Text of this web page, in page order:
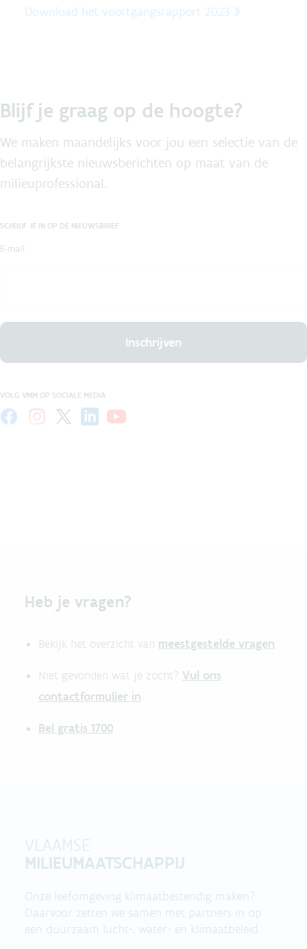
Download het voortgangsrapport 2023 »
Blijf je graag op de hoogte?
We maken maandelijks voor jou een selectie van de
belangrijkste nieuwsberichten op maat van de
milieuprofessional.
SCHRIJF JE IN OP DE NIEUWSBRIEF
E-mail
Inschrijven
VOLG VMM OP SOCIALE MEDIA
Heb je vragen?
Bekijk het overzicht van meestgestelde vragen.
Niet gevonden wat je zocht? Vul ons
contactformulier in.
Bel gratis 1700
VLAAMSE
MILIEUMAATSCHAPPIJ
Onze leefomgeving klimaatbestendig maken?
Daarvoor zetten we samen met partners in op
een duurzaam lucht-, water- en klimaatbeleid.